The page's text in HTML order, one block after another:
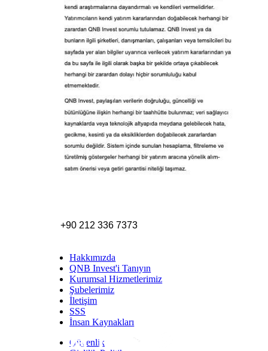
+90 212 336 7373
Hakkımızda
QNB Invest'i Tanıyın
Kurumsal Hizmetlerimiz
Şubelerimiz
İletişim
SSS
İnsan Kaynakları
Güvenlik
TwittLinkYout